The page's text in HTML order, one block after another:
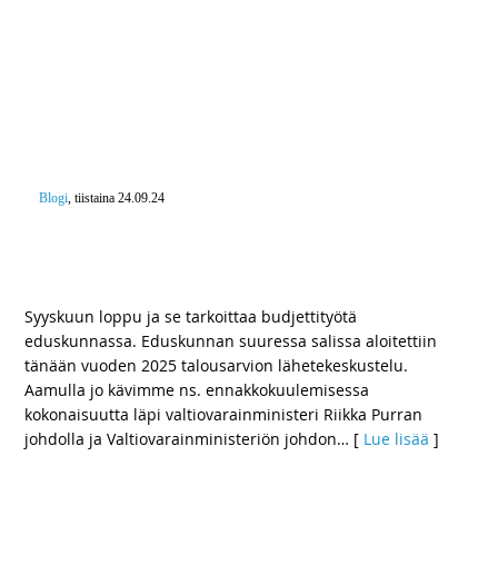
Blogi, tiistaina 24.09.24
Syyskuun loppu ja se tarkoittaa budjettityötä
eduskunnassa. Eduskunnan suuressa salissa aloitettiin
tänään vuoden 2025 talousarvion lähetekeskustelu.
Aamulla jo kävimme ns. ennakkokuulemisessa
kokonaisuutta läpi valtiovarainministeri Riikka Purran
johdolla ja Valtiovarainministeriön johdon… [ Lue lisää ]